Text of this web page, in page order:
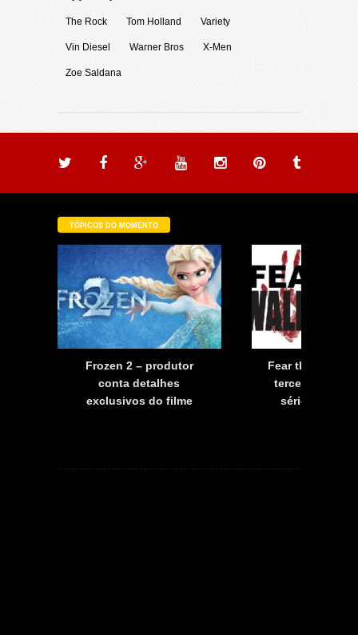
The Rock Tom Holland Variety
Vin Diesel Warner Bros X-Men
Zoe Saldana
TÓPICOS DO MOMENTO
Frozen 2 – produtor
conta detalhes
exclusivos do filme
Fear the
terceira
série já tem